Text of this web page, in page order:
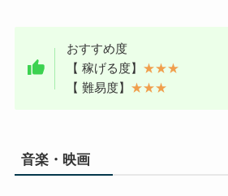
おすすめ度
【 稼げる度】 ★★★
【 難易度】 ★★★
音楽・映画